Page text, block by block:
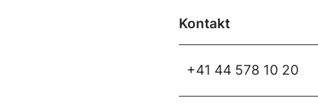
Kontakt
+41 44 578 10 20